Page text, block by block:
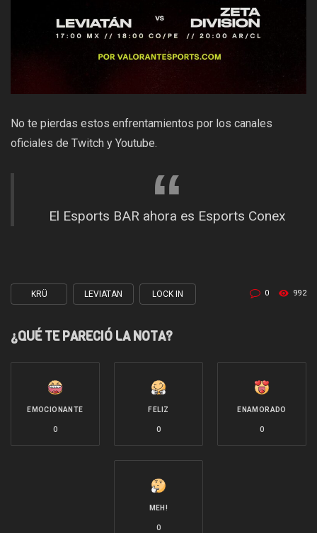
No te pierdas estos enfrentamientos por los canales
oficiales de Twitch y Youtube.
El Esports BAR ahora es Esports Conex
Tagged
KRÜ LEVIATAN LOCK IN 0 992
¿QUÉ TE PARECIÓ LA NOTA?
EMOCIONANTE
0
FELIZ
0
ENAMORADO
0
MEH!
0